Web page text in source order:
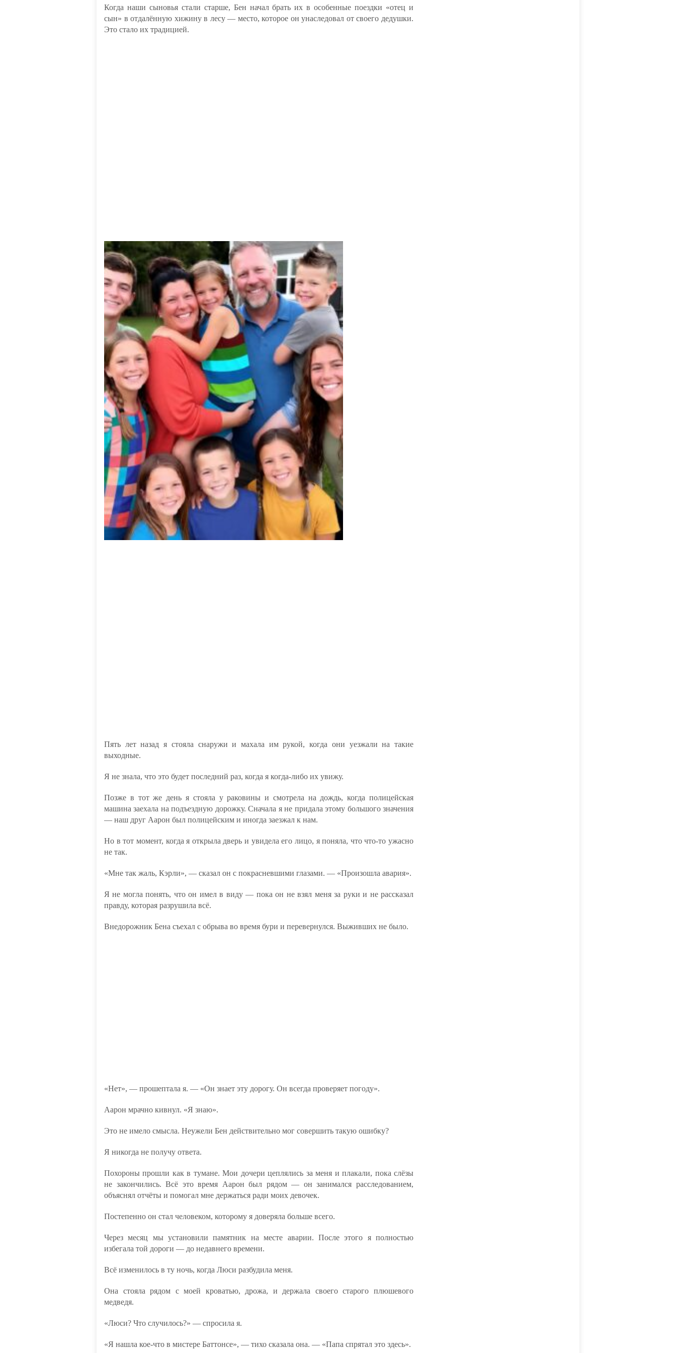
Когда наши сыновья стали старше, Бен начал брать их в особенные поездки «отец и
сын» в отдалённую хижину в лесу — место, которое он унаследовал от своего дедушки.
Это стало их традицией.
Пять лет назад я стояла снаружи и махала им рукой, когда они уезжали на такие
выходные.
Я не знала, что это будет последний раз, когда я когда-либо их увижу.
Позже в тот же день я стояла у раковины и смотрела на дождь, когда полицейская
машина заехала на подъездную дорожку. Сначала я не придала этому большого значения
— наш друг Аарон был полицейским и иногда заезжал к нам.
Но в тот момент, когда я открыла дверь и увидела его лицо, я поняла, что что-то ужасно
не так.
«Мне так жаль, Кэрли», — сказал он с покрасневшими глазами. — «Произошла авария».
Я не могла понять, что он имел в виду — пока он не взял меня за руки и не рассказал
правду, которая разрушила всё.
Внедорожник Бена съехал с обрыва во время бури и перевернулся. Выживших не было.
«Нет», — прошептала я. — «Он знает эту дорогу. Он всегда проверяет погоду».
Аарон мрачно кивнул. «Я знаю».
Это не имело смысла. Неужели Бен действительно мог совершить такую ошибку?
Я никогда не получу ответа.
Похороны прошли как в тумане. Мои дочери цеплялись за меня и плакали, пока слёзы
не закончились. Всё это время Аарон был рядом — он занимался расследованием,
объяснял отчёты и помогал мне держаться ради моих девочек.
Постепенно он стал человеком, которому я доверяла больше всего.
Через месяц мы установили памятник на месте аварии. После этого я полностью
избегала той дороги — до недавнего времени.
Всё изменилось в ту ночь, когда Люси разбудила меня.
Она стояла рядом с моей кроватью, дрожа, и держала своего старого плюшевого
медведя.
«Люси? Что случилось?» — спросила я.
«Я нашла кое-что в мистере Баттонсе», — тихо сказала она. — «Папа спрятал это здесь».